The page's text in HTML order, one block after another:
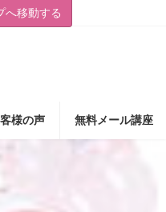
移動する
様の声 無料メール講座